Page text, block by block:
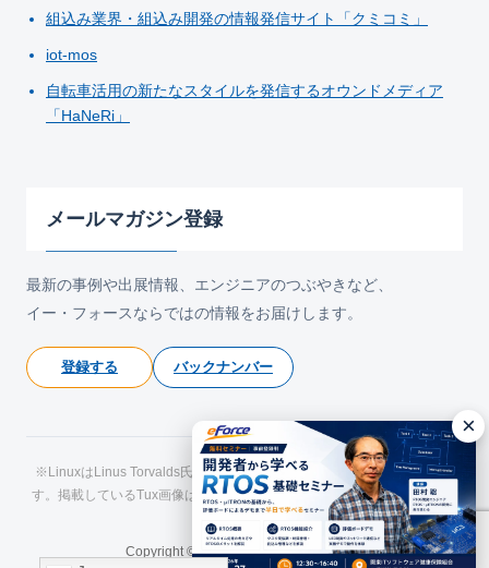
組込み業界・組込み開発の情報発信サイト「クミコミ」
iot-mos
自転車活用の新たなスタイルを発信するオウンドメディア
「HaNeRi」
メールマガジン登録
最新の事例や出展情報、エンジニアのつぶやきなど、
イー・フォースならではの情報をお届けします。
登録する バックナンバー
※LinuxはLinus Torvalds氏の日本およびその他の国における登録商標で
す。掲載しているTux画像はLarry Ewing氏およびThe GIMPによるもので
Copyright © eForce All Rights Reserved.
×